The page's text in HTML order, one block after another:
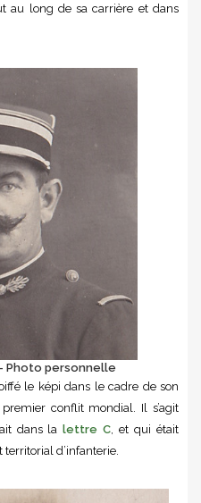
au long de sa carrière et dans
Photo personnelle
le képi dans le cadre de son
conflit mondial. Il s’agit
dans la lettre C , et qui était
territorial d’infanterie.